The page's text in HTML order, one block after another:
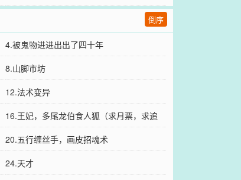
倒序
4.被鬼物进进出出了四十年
8.山脚市坊
12.法术变异
16.王妃，多尾龙伯食人狐（求月票，求追
读）
20.五行缠丝手，画皮招魂术
24.天才